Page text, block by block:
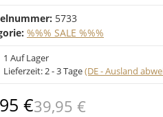
5733
%%% SALE %%%
1 Auf Lager
Lieferzeit:2 - 3 Tage(DE - Ausland
€39,95 €